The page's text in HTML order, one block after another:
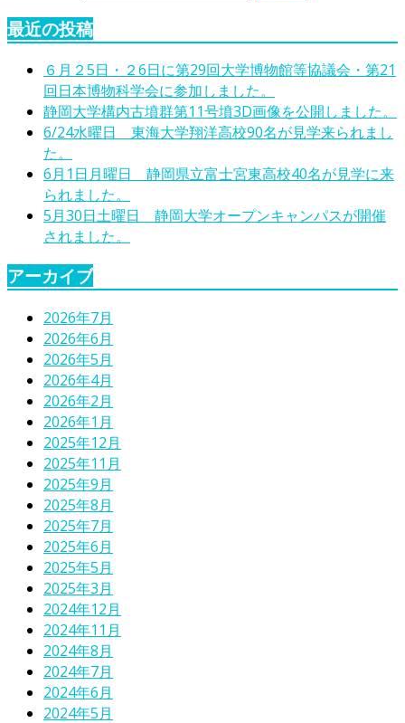
最近の投稿
６月２5日・２6日に第29回大学博物館等協議会・第21
回日本博物科学会に参加しました。
静岡大学構内古墳群第11号墳3D画像を公開しました。
6/24水曜日 東海大学翔洋高校90名が見学来られまし
た。
6月1日月曜日 静岡県立富士宮東高校40名が見学に来
られました。
5月30日土曜日 静岡大学オープンキャンパスが開催
されました。
アーカイブ
2026年7月
2026年6月
2026年5月
2026年4月
2026年2月
2026年1月
2025年12月
2025年11月
2025年9月
2025年8月
2025年7月
2025年6月
2025年5月
2025年3月
2024年12月
2024年11月
2024年8月
2024年7月
2024年6月
2024年5月